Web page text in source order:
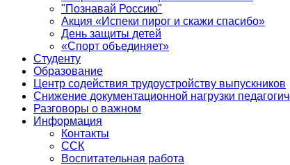
"Познавай Россию"
Акция «Испеки пирог и скажи спасибо»
День защиты детей
«Спорт объединяет»
Студенту
Образование
Центр содействия трудоустройству выпускников
Снижение документационной нагрузки
Разговоры о важном
Информация
Контакты
ССК
Воспитательная работа